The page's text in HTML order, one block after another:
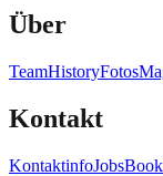
Über
TeamHistoryFotos
Kontakt
KontaktinfoJobs